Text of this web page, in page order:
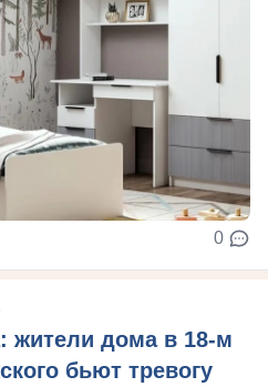
0
жители дома в 18‑м
бьют тревогу